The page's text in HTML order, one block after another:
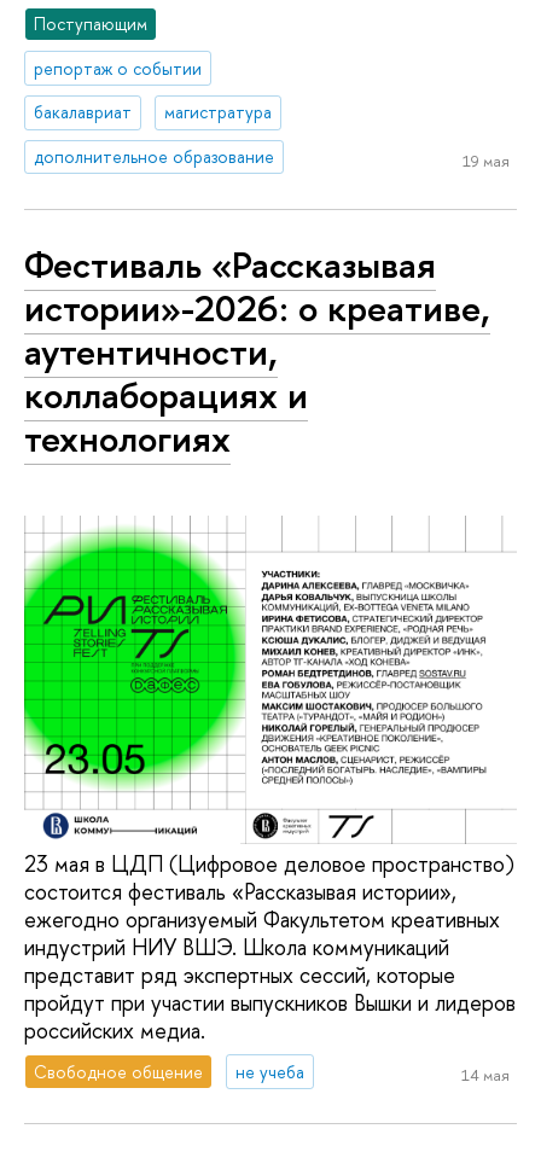
Поступающим
репортаж о событии
бакалавриат
магистратура
дополнительное образование
19 мая
Фестиваль «Рассказывая
истории»-2026: о креативе,
аутентичности,
коллаборациях и
технологиях
23 мая в ЦДП (Цифровое деловое пространство)
состоится фестиваль «Рассказывая истории»,
ежегодно организуемый Факультетом креативных
индустрий НИУ ВШЭ. Школа коммуникаций
представит ряд экспертных сессий, которые
пройдут при участии выпускников Вышки и лидеров
российских медиа.
Свободное общение не учеба 14 мая